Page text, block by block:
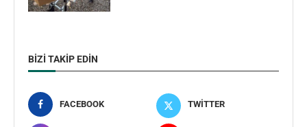
BIZI TAKIP EDIN
FACEBOOK TWITTER